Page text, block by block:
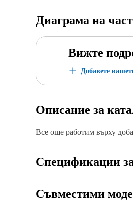
Диаграма на
Вижте
Добавете
Описание за
Все още работим върху
Спецификации
Съвместими